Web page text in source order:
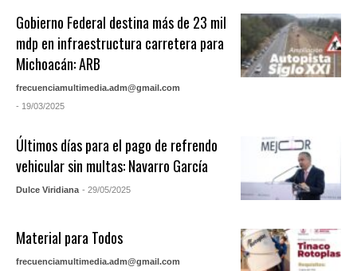
Gobierno Federal destina más de 23 mil
mdp en infraestructura carretera para
Michoacán: ARB
frecuenciamultimedia.adm@gmail.com
- 19/03/2025
Últimos días para el pago de refrendo
vehicular sin multas: Navarro García
Dulce Viridiana - 29/05/2025
Material para Todos
frecuenciamultimedia.adm@gmail.com